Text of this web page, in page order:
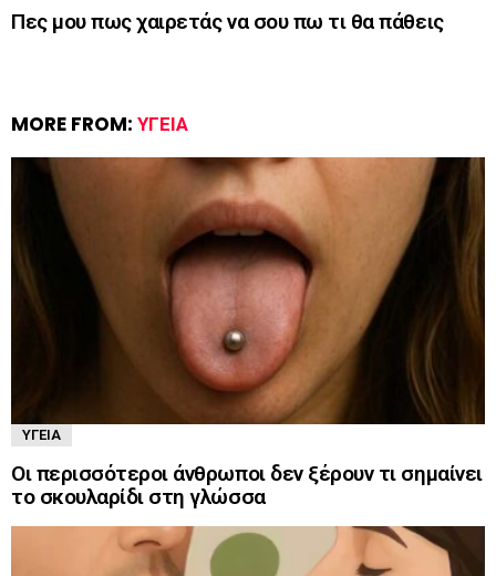
Πες μου πως χαιρετάς να σου πω τι θα πάθεις
MORE FROM: ΥΓΕΊΑ
ΥΓΕΊΑ
Οι περισσότεροι άνθρωποι δεν ξέρουν τι σημαίνει
το σκουλαρίδι στη γλώσσα